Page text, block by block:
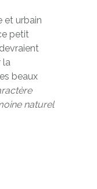
et urbain
petit
la
beaux
naturel